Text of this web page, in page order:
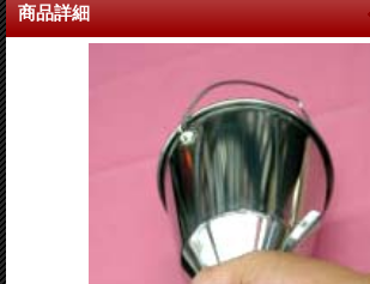
商品詳細